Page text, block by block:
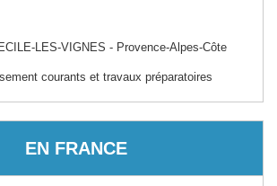
LES-VIGNES - Provence-Alpes-Côte
courants et travaux préparatoires
EN FRANCE